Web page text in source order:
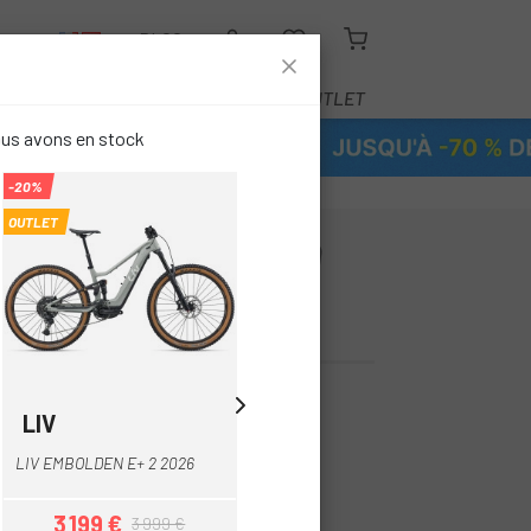
BLOG
OUTLET
CUBE STEREO
800 2026
avons en stock
-20%
OUTLET
LIV
LIV EMBOLDEN E+ 2 2026
3 199 € 3 999 €